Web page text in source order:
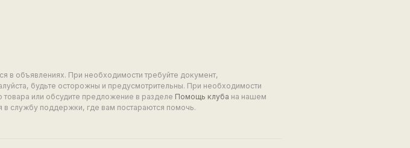
в объявлениях. При необходимости требуйте документ,
будьте осторожны и предусмотрительны. При необходимости
товара или обсудите предложение в разделе Помощь клуба на нашем
службу поддержки, где вам постараются помочь.